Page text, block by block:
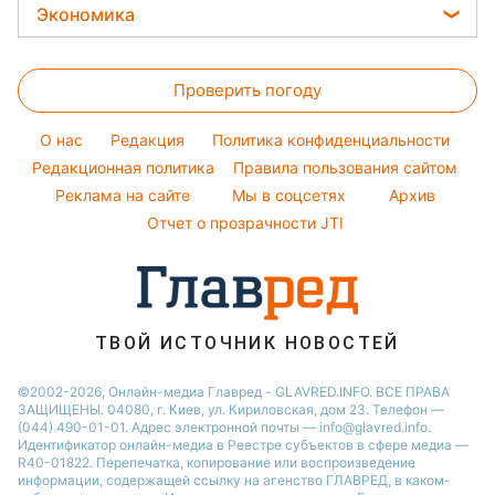
Новости Львова
Новости Днепра
Новости Харькова
Потап
Филипп Киркоров
Елена Зеленская
Ани Лорак
Кейт Миддлтон
Красивый маникюр
Модные ошибки
Советы от Андре Тана
Стирка
Комнатные растения
Уборка
Авто
Экономика
Денежная помощь
Тарифы
Курс валют
Проверить погоду
O нас Редакция
Политика конфиденциальности
Редакционная политика
Правила пользования сайтом
Реклама на сайте
Мы в соцсетях
Архив
Отчет о прозрачности JTI
ТВОЙ ИСТОЧНИК НОВОСТЕЙ
©2002-2026, Онлайн-медиа Главред - GLAVRED.INFO. ВСЕ ПРАВА
ЗАЩИЩЕНЫ. 04080, г. Киев, ул. Кириловская, дом 23. Телефон —
(044) 490-01-01. Адрес электронной почты — info@glavred.info.
Идентификатор онлайн-медиа в Реестре cубъектов в сфере медиа —
R40-01822. Перепечатка, копирование или воспроизведение
информации, содержащей ссылку на агенство ГЛАВРЕД, в каком-